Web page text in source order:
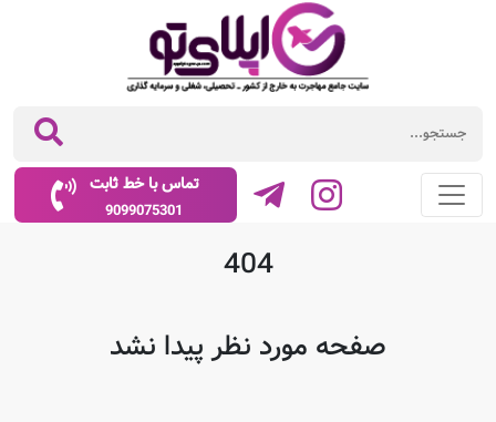
تماس با خط ثابت
9099075301
404
صفحه مورد نظر پیدا نشد